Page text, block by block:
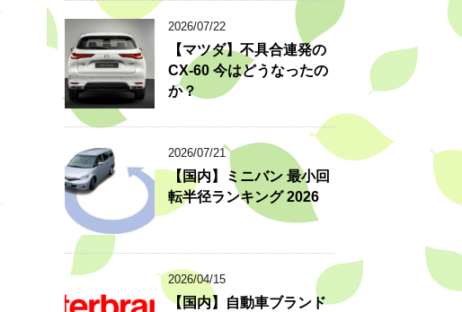
2026/07/22
【マツダ】不具合連発の
CX-60 今はどうなったの
か？
2026/07/21
【国内】ミニバン 最小回
転半径ランキング 2026
2026/04/15
【国内】自動車ブランド